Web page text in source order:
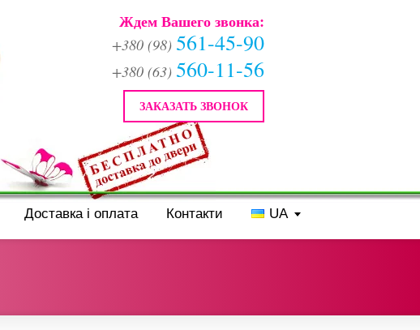
Ждем Вашего звонка:
+380 (98) 561-45-90
+380 (63) 560-11-56
ЗАКАЗАТЬ ЗВОНОК
Доставка і оплата Контакти UA